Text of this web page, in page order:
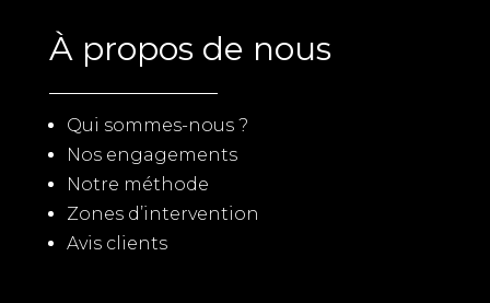
À propos de nous
Qui sommes-nous ?
Nos engagements
Notre méthode
Zones d’intervention
Avis clients